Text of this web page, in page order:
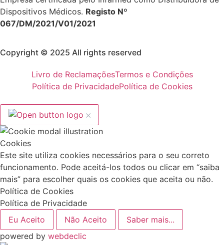
Dispositivos Médicos. Registo Nº
067/DM/2021/V01/2021
Copyright © 2025 All rights reserved
Livro de ReclamaçõesTermos e Condições
Política de PrivacidadePolítica de Cookies
Cookies
Este site utiliza cookies necessários para o seu correto
funcionamento. Pode aceitá-los todos ou clicar em “saiba
mais” para escolher quais os cookies que aceita ou não.
Política de Cookies
Política de Privacidade
Eu Aceito
Não Aceito
Saber mais...
powered by webdeclic